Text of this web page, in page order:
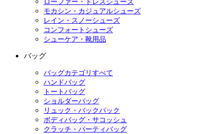
ローファー・ドレスシューズ
モカシン・カジュアルシューズ
レイン・スノーシューズ
コンフォートシューズ
シューケア・靴用品
バッグ
バッグカテゴリすべて
ハンドバッグ
トートバッグ
ショルダーバッグ
リュック・バックパック
ボディバッグ・サコッシュ
クラッチ・パーティバッグ